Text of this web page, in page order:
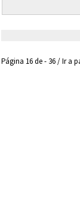
Página 16 de - 36 / Ir a